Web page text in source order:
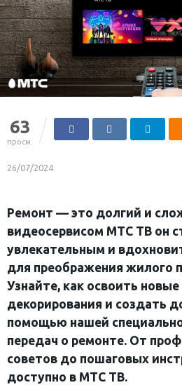
63
просм.
26/07/2024
Ремонт — это долгий и
видеосервисом МТС ТВ он
увлекательным и
для преображения жилого
Узнайте, как освоить
декорирования и создать
помощью нашей
передач о ремонте. От
советов до пошаговых
доступно в МТС ТВ.